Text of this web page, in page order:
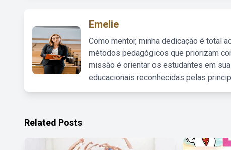
Emelie
Como mentor, minha dedicação é total
métodos pedagógicos que priorizam
missão é orientar os estudantes em
educacionais reconhecidas pelas
Related Posts